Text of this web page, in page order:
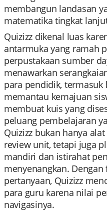
membangun landasan
matematika tingkat
Quizizz dikenal luas
antarmuka yang ramah
perpustakaan sumber
menawarkan
para pendidik,
memantau kemajuan
membuat kuis yang
peluang pembelajaran
Quizizz bukan hanya
review unit, tetapi juga
mandiri dan istirahat
menyenangkan.
pertanyaan, Quizizz
para guru karena nilai
navigasinya.